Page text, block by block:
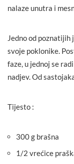
nalaze unutra i
Jedno od poznatijih
svoje poklonike.
faze, u jednoj se
nadjev. Od
Tijesto :
300 g brašna
1/2 vrećice